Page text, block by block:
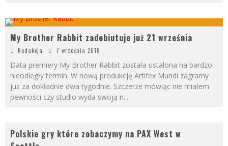
My Brother Rabbit zadebiutuje już 21 września
Redakcja 7 września 2018
Data premiery My Brother Rabbit została ustalona na bardzo
nieodległy termin. W nową produkcję Artifex Mundi zagramy
już za dokładnie dwa tygodnie. Szczerze mówiąc nie miałem
pewności czy studio wyda swoją n...
Polskie gry które zobaczymy na PAX West w